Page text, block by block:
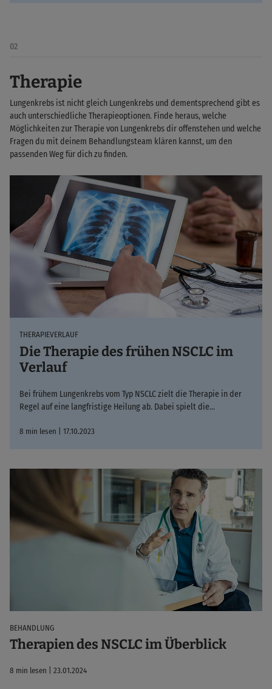
02
Therapie
Lungenkrebs ist nicht gleich Lungenkrebs und dementsprechend gibt es
auch unterschiedliche Therapieoptionen. Finde heraus, welche
Möglichkeiten zur Therapie von Lungenkrebs dir offenstehen und welche
Fragen du mit deinem Behandlungsteam klären kannst, um den
passenden Weg für dich zu finden.
THERAPIEVERLAUF
Die Therapie des frühen NSCLC im
Verlauf
Bei frühem Lungenkrebs vom Typ NSCLC zielt die Therapie in der
Regel auf eine langfristige Heilung ab. Dabei spielt die…
8 min lesen | 17.10.2023
BEHANDLUNG
Therapien des NSCLC im Überblick
8 min lesen | 23.01.2024